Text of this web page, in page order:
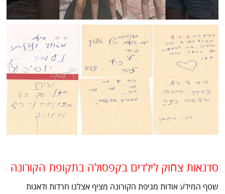
סדנאות צחוק לילדים בקפסולה בתקופת הקורונה
שטף המידע אודות מגיפת הקורונה מציף אצלנו חרדות ודאגות